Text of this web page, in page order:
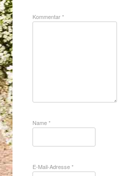
Kommentar*
Name*
E-Mail-Adresse*